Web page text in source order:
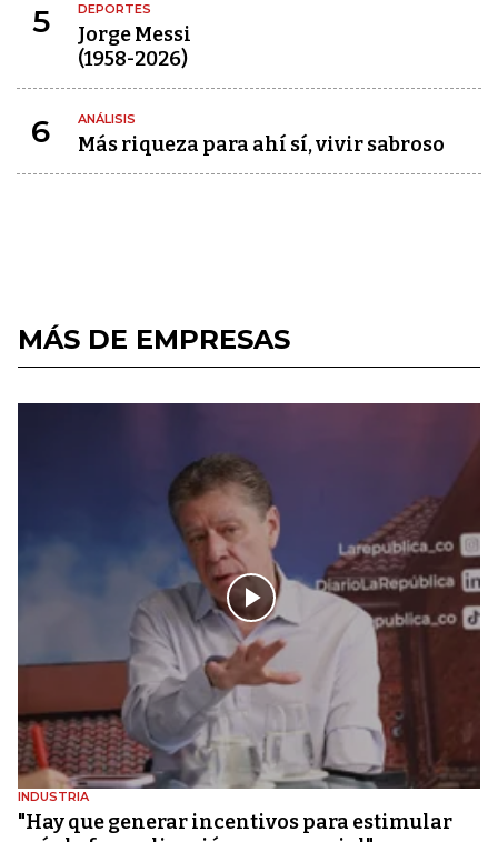
5 DEPORTES
Jorge Messi
(1958-2026)
6 ANÁLISIS
Más riqueza para ahí sí, vivir sabroso
MÁS DE EMPRESAS
INDUSTRIA
"Hay que generar incentivos para estimular